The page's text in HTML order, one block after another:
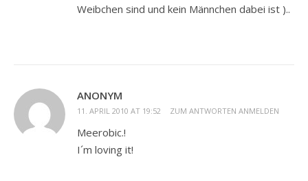
Weibchen sind und kein Männchen dabei ist )..
ANONYM
11. APRIL 2010 AT 19:52 ZUM ANTWORTEN ANMELDEN
Meerobic.!
I´m loving it!